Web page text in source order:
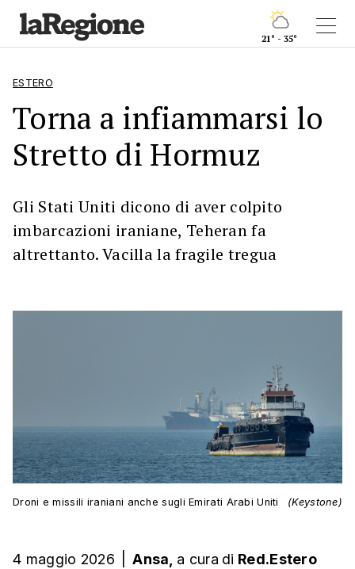
21° - 35°
ESTERO
Torna a infiammarsi lo
Stretto di Hormuz
Gli Stati Uniti dicono di aver colpito
imbarcazioni iraniane, Teheran fa
altrettanto. Vacilla la fragile tregua
Droni e missili iraniani anche sugli Emirati Arabi Uniti (Keystone)
4 maggio 2026 Ansa, a cura di Red.Estero